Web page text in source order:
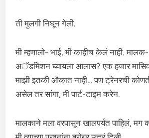
ती मुलगी निघून गेली.
मी म्हणालो- भाई, मी काहीच केलं नाही. मालक-
अॅडमिशन घ्यायला आलास? एक हजार
माझी इतकी औकात नाही… पण ट्रेनरची
असेल तर सांगा, मी पार्ट-टाइम करेन.
मालकाने मला वरपासून खालपर्यंत पाहिलं, मग